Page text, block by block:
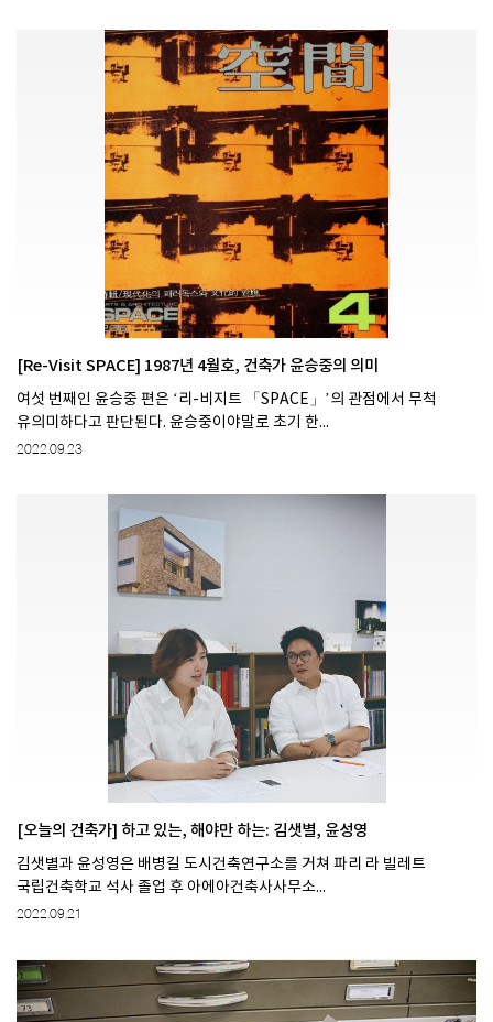
[Re-Visit SPACE] 1987년 4월호, 건축가 윤승중의 의미
여섯 번째인 윤승중 편은 ‘리-비지트 「SPACE」’의 관점에서 무척
유의미하다고 판단된다. 윤승중이야말로 초기 한...
2022.09.23
[오늘의 건축가] 하고 있는, 해야만 하는: 김샛별, 윤성영
김샛별과 윤성영은 배병길 도시건축연구소를 거쳐 파리 라 빌레트
국립건축학교 석사 졸업 후 아에아건축사사무소...
2022.09.21